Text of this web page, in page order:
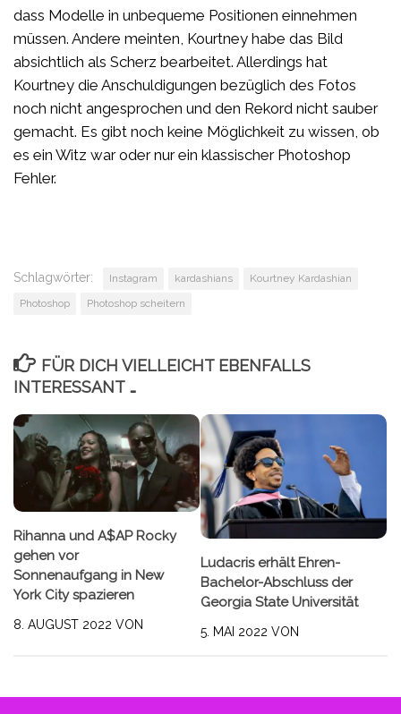
dass Modelle in unbequeme Positionen einnehmen
müssen. Andere meinten, Kourtney habe das Bild
absichtlich als Scherz bearbeitet. Allerdings hat
Kourtney die Anschuldigungen bezüglich des Fotos
noch nicht angesprochen und den Rekord nicht sauber
gemacht. Es gibt noch keine Möglichkeit zu wissen, ob
es ein Witz war oder nur ein klassischer Photoshop
Fehler.
Schlagwörter: Instagram kardashians
Kourtney Kardashian
Photoshop
Photoshop scheitern
FÜR DICH VIELLEICHT EBENFALLS
INTERESSANT …
Rihanna und A$AP Rocky
gehen vor
Sonnenaufgang in New
York City spazieren
8. AUGUST 2022 VON
Ludacris erhält Ehren-
Bachelor-Abschluss der
Georgia State Universität
5. MAI 2022 VON